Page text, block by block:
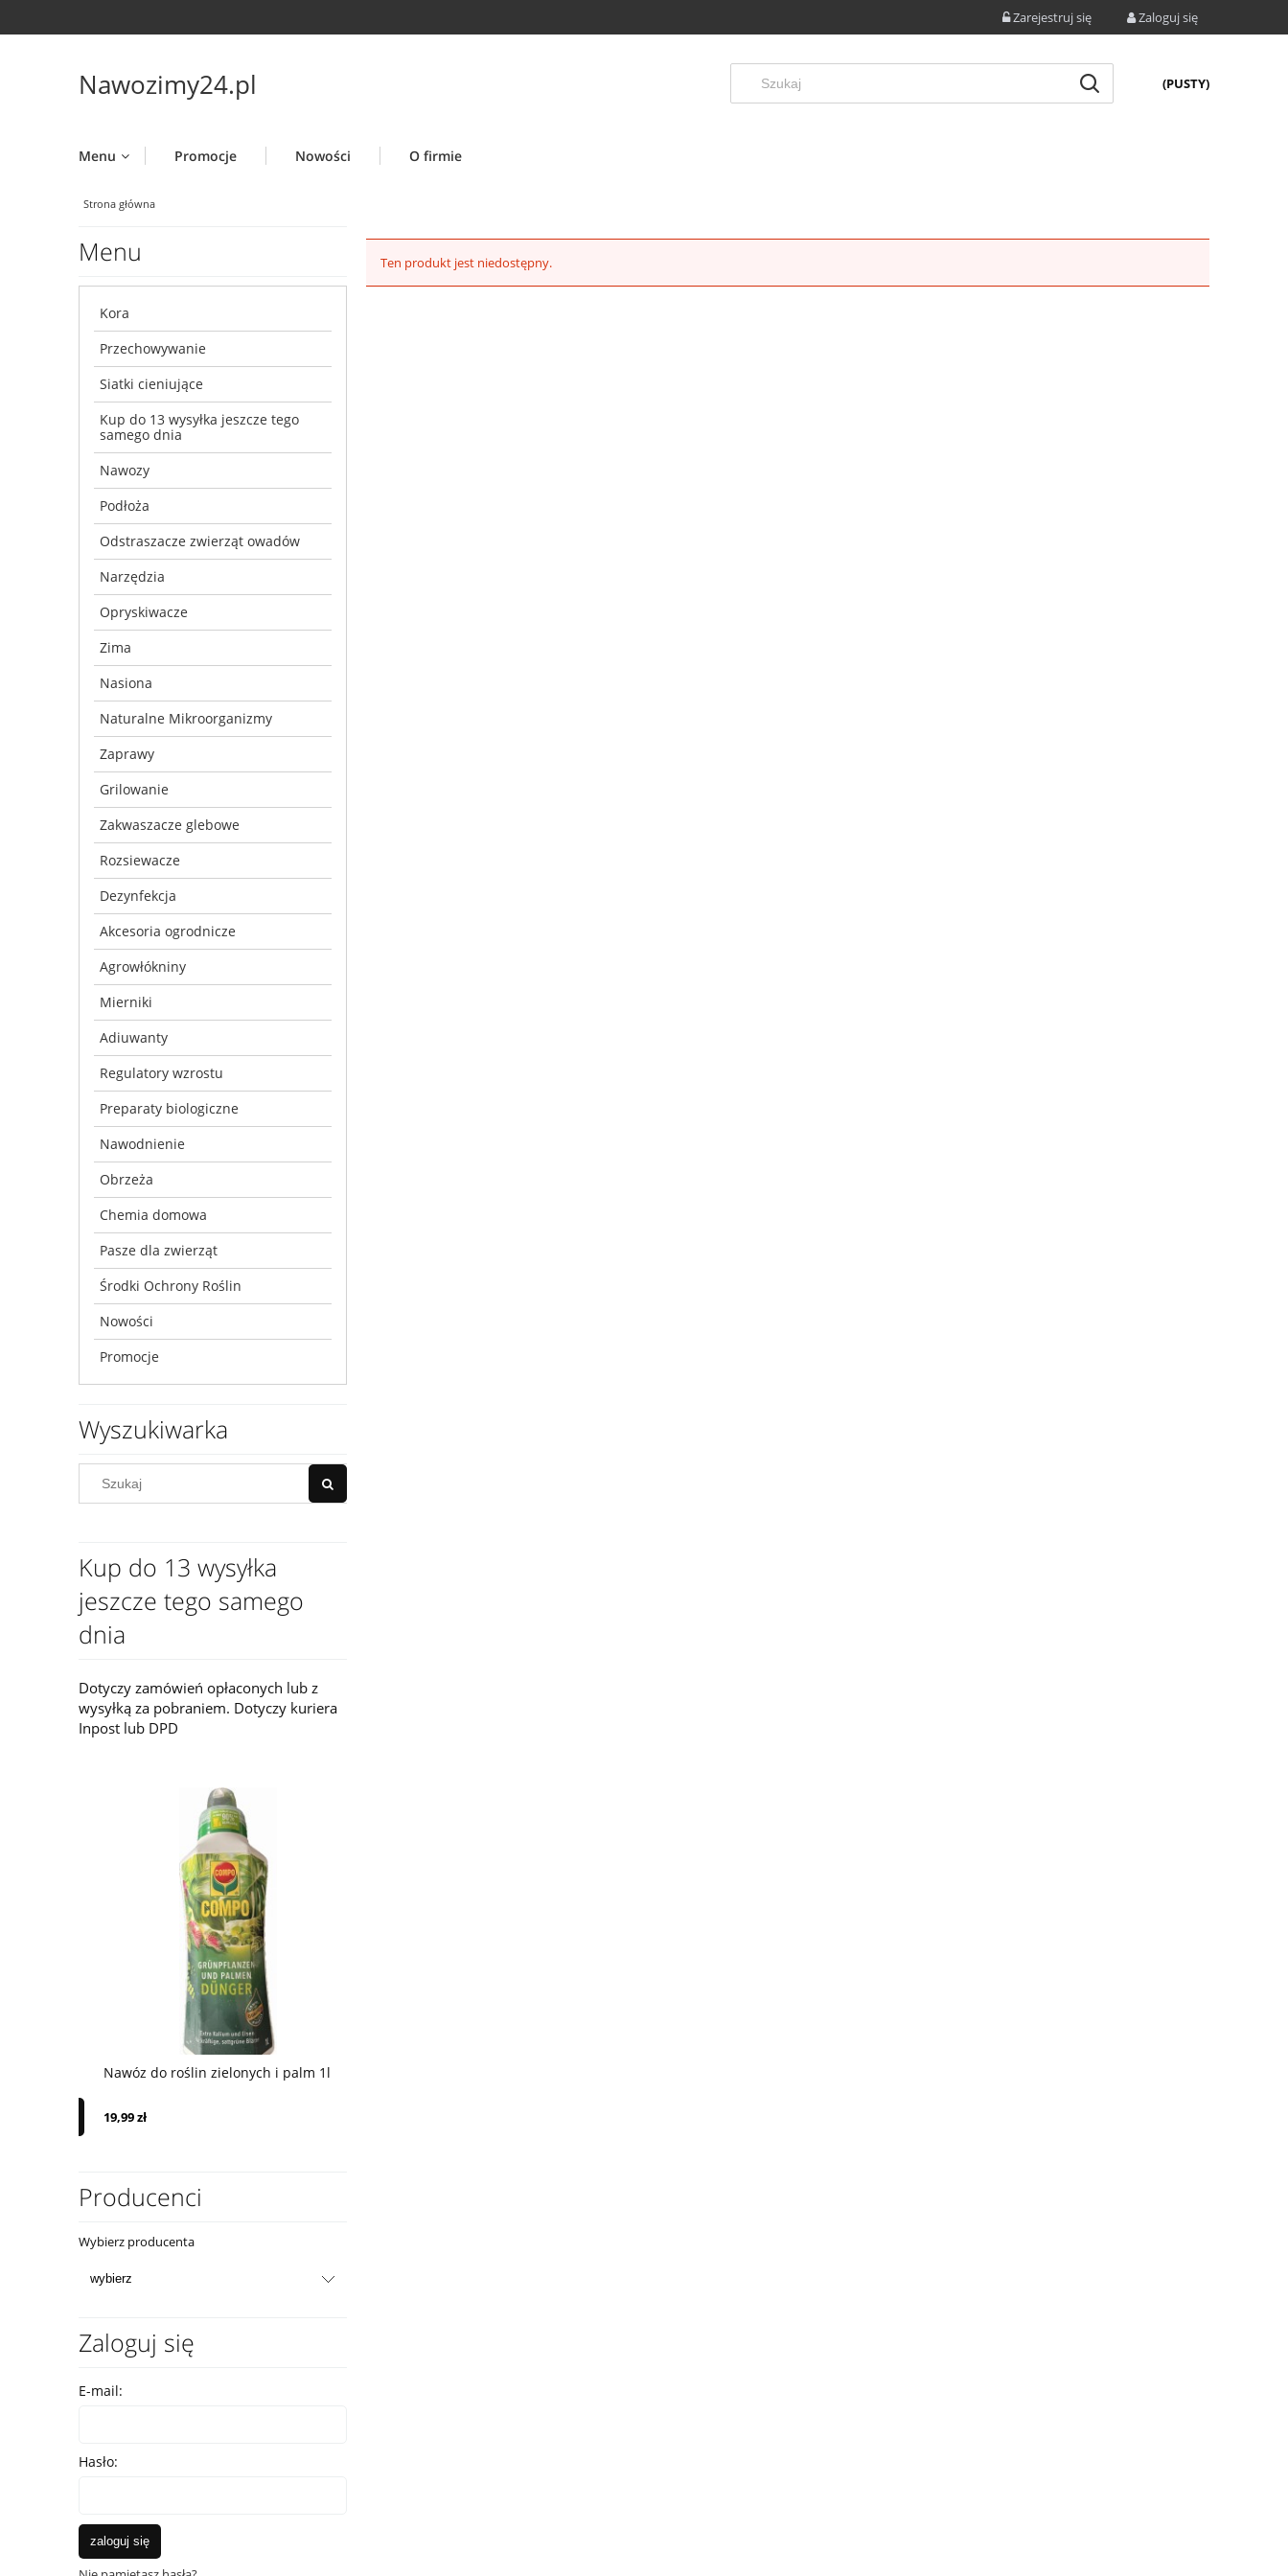
Zarejestruj się Zaloguj się
Nawozimy24.pl (PUSTY)
Menu Promocje Nowości O firmie
Strona główna
Menu
Kora
Przechowywanie
Siatki cieniujące
Kup do 13 wysyłka jeszcze tego
samego dnia
Nawozy
Podłoża
Odstraszacze zwierząt owadów
Narzędzia
Opryskiwacze
Zima
Nasiona
Naturalne Mikroorganizmy
Zaprawy
Grilowanie
Zakwaszacze glebowe
Rozsiewacze
Dezynfekcja
Akcesoria ogrodnicze
Agrowłókniny
Mierniki
Adiuwanty
Regulatory wzrostu
Preparaty biologiczne
Nawodnienie
Obrzeża
Chemia domowa
Pasze dla zwierząt
Środki Ochrony Roślin
Nowości
Promocje
Wyszukiwarka
Kup do 13 wysyłka
jeszcze tego samego
dnia
Dotyczy zamówień opłaconych lub z
wysyłką za pobraniem. Dotyczy kuriera
Inpost lub DPD
Nawóz do roślin zielonych i palm 1l
19,99 zł
Producenci
Wybierz producenta
Zaloguj się
E-mail:
Hasło:
zaloguj się
Ten produkt jest niedostępny.